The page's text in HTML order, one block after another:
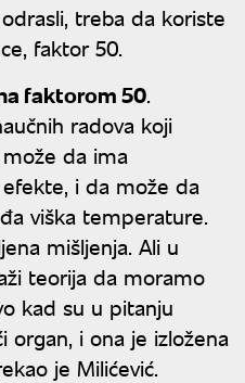
treba da koriste
faktor 50.
faktorom 50.
radova koji
da ima
i da može da
viška temperature.
mišljenja. Ali u
teorija da moramo
kad su u pitanju
organ, i ona je izložena
je Milićević.